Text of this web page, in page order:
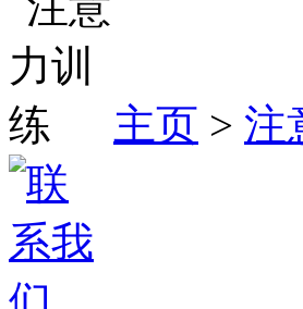
主页 > 注